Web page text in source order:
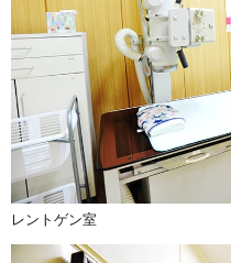
レントゲン室